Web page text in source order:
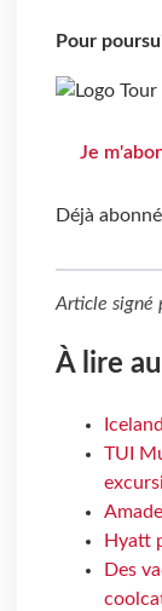
Pour
Je
Déjà
Article signé
À lire
TUI
Hyatt
Des